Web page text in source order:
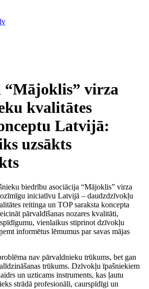
“Mājoklis” virza
kvalitātes
Latvijā:
uzsākts
biedrību asociācija “Mājoklis” virza
iniciatīvu Latvijā – daudzdzīvokļu
reitinga un TOP saraksta koncepta
pārvaldīšanas nozares kvalitāti,
vienlaikus stiprinot dzīvokļu
informētus lēmumus par savas mājas
nav pārvaldnieku trūkums, bet gan
trūkums. Dzīvokļu īpašniekiem
un uzticams instruments, kas ļautu
strādā profesionāli, caurspīdīgi un